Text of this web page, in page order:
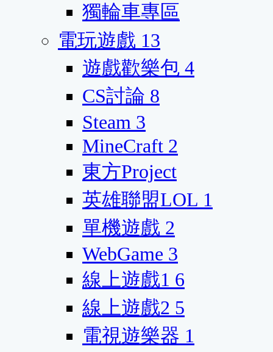
獨輪車專區
電玩遊戲 13
遊戲歡樂包 4
CS討論 8
Steam 3
MineCraft 2
東方Project
英雄聯盟LOL 1
單機遊戲 2
WebGame 3
線上遊戲1 6
線上遊戲2 5
電視遊樂器 1